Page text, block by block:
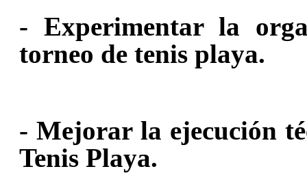
- Experimentar la
torneo de tenis playa.
- Mejorar la ejecución
Tenis Playa.